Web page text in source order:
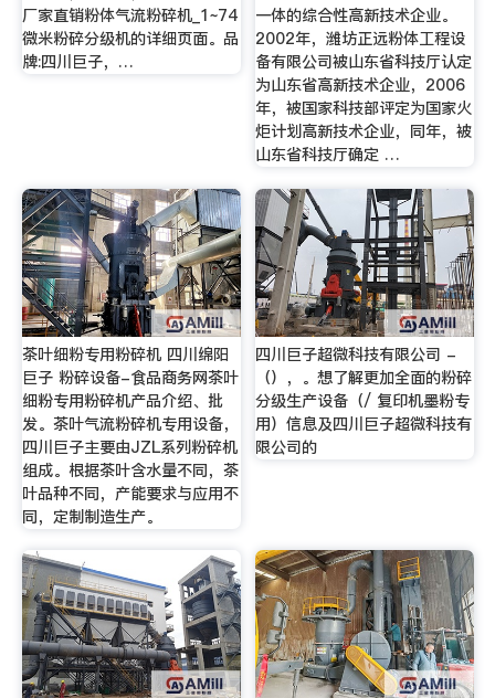
厂家直销粉体气流粉碎机_1~74
微米粉碎分级机的详细页面。品
牌:四川巨子，…
一体的综合性高新技术企业。
2002年，潍坊正远粉体工程设
备有限公司被山东省科技厅认定
为山东省高新技术企业，2006
年，被国家科技部评定为国家火
炬计划高新技术企业，同年，被
山东省科技厅确定 …
茶叶细粉专用粉碎机 四川绵阳
巨子 粉碎设备-食品商务网茶叶
细粉专用粉碎机产品介绍、批
发。茶叶气流粉碎机专用设备，
四川巨子主要由JZL系列粉碎机
组成。根据茶叶含水量不同，茶
叶品种不同，产能要求与应用不
同，定制制造生产。
四川巨子超微科技有限公司 -
（），。想了解更加全面的粉碎
分级生产设备（/ 复印机墨粉专
用）信息及四川巨子超微科技有
限公司的